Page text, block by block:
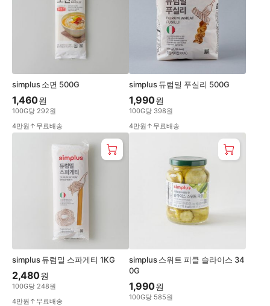
simplus 소면 500G
1,460원
100G당 292원
4만원↑무료배송
simplus 듀럼밀 푸실리 500G
1,990원
100G당 398원
4만원↑무료배송
simplus 듀럼밀 스파게티 1KG
2,480원
100G당 248원
4만원↑무료배송
simplus 스위트 피클 슬라이스 34
0G
1,990원
100G당 585원